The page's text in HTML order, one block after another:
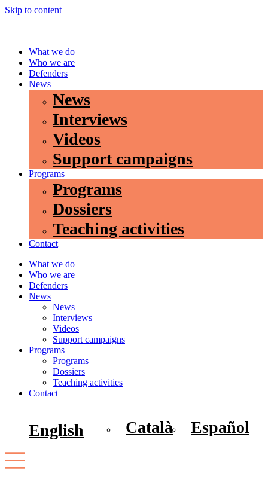
Skip to content
What we do
Who we are
Defenders
News
News
Interviews
Videos
Support campaigns
Programs
Programs
Dossiers
Teaching activities
Contact
What we do
Who we are
Defenders
News
News
Interviews
Videos
Support campaigns
Programs
Programs
Dossiers
Teaching activities
Contact
English Català Español